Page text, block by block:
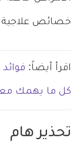
خصائص علاجية
اقرأ أيضاً:
كل ما يهمك
تحذير هام